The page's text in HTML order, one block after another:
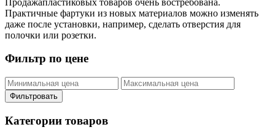
Практичные фартуки из новых материалов можно изменять
даже после установки, например, сделать отверстия для
полочки или розетки.
Фильтр по цене
Фильтровать
Категории товаров